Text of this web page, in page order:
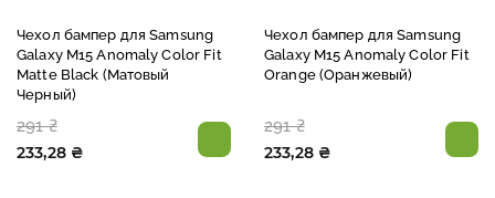
Чехол бампер для Samsung
Galaxy M15 Anomaly Color Fit
Matte Black (Матовый
Черный)
291 ₴
233,28 ₴
Чехол бампер для Samsung
Galaxy M15 Anomaly Color Fit
Orange (Оранжевый)
291 ₴
233,28 ₴